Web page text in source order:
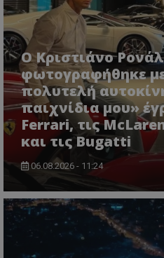
Ο Κριστιάνο
φωτογραφήθηκε
πολυτελή
παιχνίδια μου»
Ferrari, τις
και τις Bugatti
06.08.2026 - 11:24